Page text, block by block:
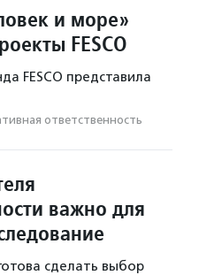
и море»
FESCO
FESCO представила
ответственность
важно для
сделать выбор